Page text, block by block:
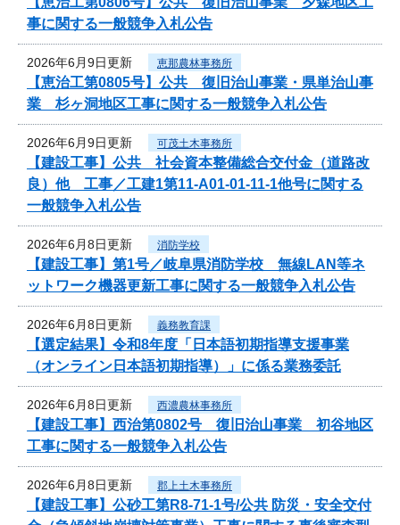
事に関する一般競争入札公告
2026年6月9日更新 恵那農林事務所
【恵治工第0805号】公共 復旧治山事業・県単治山事
業 杉ヶ洞地区工事に関する一般競争入札公告
2026年6月9日更新 可茂土木事務所
【建設工事】公共 社会資本整備総合交付金（道路改
良）他 工事／工建1第11-A01-01-11-1他号に関する
一般競争入札公告
2026年6月8日更新 消防学校
【建設工事】第1号／岐阜県消防学校 無線LAN等ネ
ットワーク機器更新工事に関する一般競争入札公告
2026年6月8日更新 義務教育課
【選定結果】令和8年度「日本語初期指導支援事業
（オンライン日本語初期指導）」に係る業務委託
2026年6月8日更新 西濃農林事務所
【建設工事】西治第0802号 復旧治山事業 初谷地区
工事に関する一般競争入札公告
2026年6月8日更新 郡上土木事務所
【建設工事】公砂工第R8-71-1号/公共 防災・安全交付